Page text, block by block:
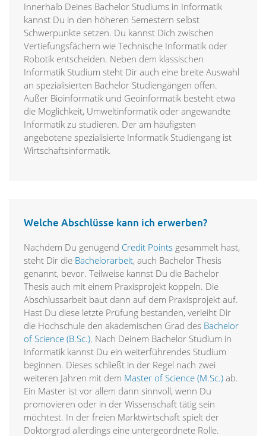
Innerhalb Deines Bachelor Studiums in Informatik
kannst Du in den höheren Semestern selbst
Schwerpunkte setzen. Du kannst Dich zwischen
Vertiefungsfächern wie Technische Informatik oder
Robotik entscheiden. Neben dem klassischen
Informatik Studium steht Dir auch eine breite Auswahl
an spezialisierten Bachelor Studiengängen offen.
Außer Bioinformatik und Geoinformatik besteht etwa
die Möglichkeit, Umweltinformatik oder angewandte
Informatik zu studieren. Der am häufigsten
angebotene spezialisierte Informatik Studiengang ist
Wirtschaftsinformatik.
Welche Abschlüsse kann ich erwerben?
Nachdem Du genügend Credit Points gesammelt hast,
steht Dir die Bachelorarbeit, auch Bachelor Thesis
genannt, bevor. Teilweise kannst Du die Bachelor
Thesis auch mit einem Praxisprojekt koppeln. Die
Abschlussarbeit baut dann auf dem Praxisprojekt auf.
Hast Du diese letzte Prüfung bestanden, verleiht Dir
die Hochschule den akademischen Grad des Bachelor
of Science (B.Sc.). Nach Deinem Bachelor Studium in
Informatik kannst Du ein weiterführendes Studium
beginnen. Dieses schließt in der Regel nach zwei
weiteren Jahren mit dem Master of Science (M.Sc.) ab.
Ein Master ist vor allem dann sinnvoll, wenn Du
promovieren oder in der Wissenschaft tätig sein
möchtest. In der freien Marktwirtschaft spielt der
Doktorgrad allerdings eine untergeordnete Rolle.